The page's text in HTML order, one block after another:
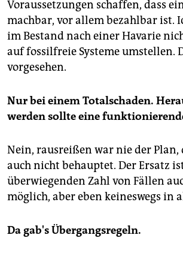
Voraussetzungen schaffen, dass
machbar, vor allem bezahlbar ist.
im Bestand nach einer Havarie
auf fossilfreie Systeme umstellen.
vorgesehen.
Nur bei einem Totalschaden.
werden sollte eine
Nein, rausreißen war nie der Plan,
auch nicht behauptet. Der Ersatz
überwiegenden Zahl von Fällen
möglich, aber eben keineswegs in
Da gab's Übergangsregeln.